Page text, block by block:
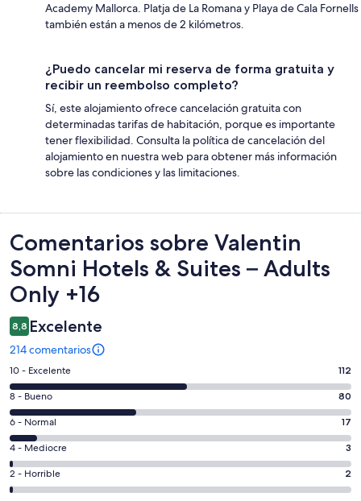
Academy Mallorca. Platja de La Romana y Playa de Cala Fornells
también están a menos de 2 kilómetros.
¿Puedo cancelar mi reserva de forma gratuita y
recibir un reembolso completo?
Sí, este alojamiento ofrece cancelación gratuita con
determinadas tarifas de habitación, porque es importante
tener flexibilidad. Consulta la política de cancelación del
alojamiento en nuestra web para obtener más información
sobre las condiciones y las limitaciones.
Comentarios
Comentarios sobre Valentin
Somni Hotels & Suites – Adults
Only +16
8,8 Excelente
214 comentarios
112
comentarios
de
un
total
de
214
con
10 - Excelente 112
80
comentarios
de
un
total
de
8 - Bueno 80
17
comentarios
de
un
total
6 - Normal 17
3
comentarios
de
4 - Mediocre 3
2
comentarios
2 - Horrible 2